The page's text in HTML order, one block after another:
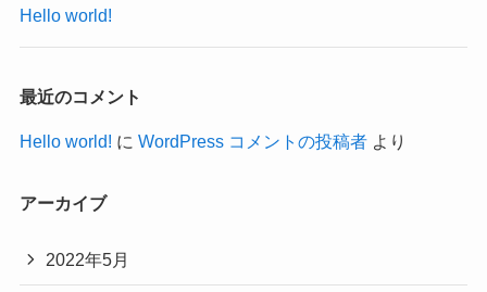
Hello world!
最近のコメント
Hello world! に WordPress コメントの投稿者より
アーカイブ
2022年5月